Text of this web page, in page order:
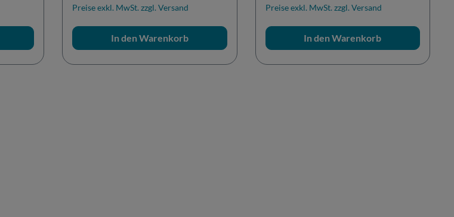
Preise exkl. MwSt. zzgl. Versand
In den Warenkorb
Preise exkl. MwSt. zzgl. Versand
In den Warenkorb